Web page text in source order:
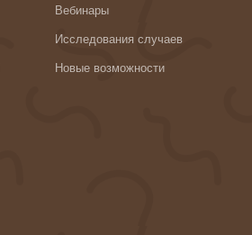
Вебинары
Исследования случаев
Новые возможности